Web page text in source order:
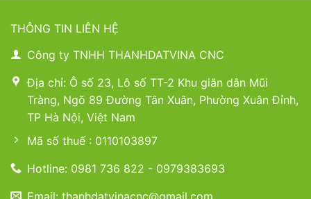
THÔNG TIN LIÊN HỆ
Công ty TNHH THANHDATVINA CNC
Địa chỉ: Ô số 23, Lô số TT-2 Khu giãn dân Mũi
Tràng, Ngõ 89 Đường Tân Xuân, Phường Xuân Đỉnh,
TP Hà Nội, Việt Nam
Mã số thuế : 0110103897
Hotline: 0981 736 822 - 0979383693